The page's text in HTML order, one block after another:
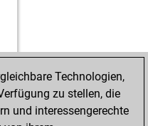
Technologien,
zu stellen, die
und interessengerechte